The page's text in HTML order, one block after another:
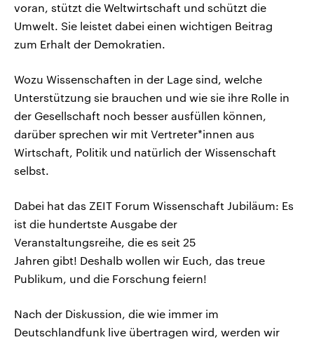
voran, stützt die Weltwirtschaft und schützt die
Umwelt. Sie leistet dabei einen wichtigen Beitrag
zum Erhalt der Demokratien.
Wozu Wissenschaften in der Lage sind, welche
Unterstützung sie brauchen und wie sie ihre Rolle in
der Gesellschaft noch besser ausfüllen können,
darüber sprechen wir mit Vertreter*innen aus
Wirtschaft, Politik und natürlich der Wissenschaft
selbst.
Dabei hat das ZEIT Forum Wissenschaft Jubiläum: Es
ist die hundertste Ausgabe der
Veranstaltungsreihe, die es seit 25
Jahren gibt! Deshalb wollen wir Euch, das treue
Publikum, und die Forschung feiern!
Nach der Diskussion, die wie immer im
Deutschlandfunk live übertragen wird, werden wir